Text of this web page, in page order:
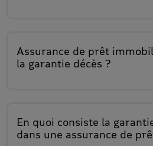
Assurance de prêt
la garantie décès ?
En quoi consiste la
dans une assurance de